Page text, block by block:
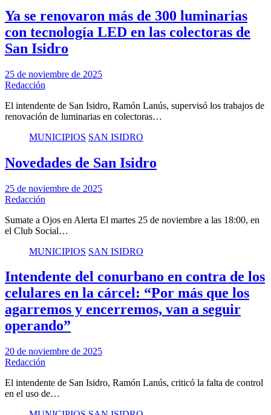
Ya se renovaron más de 300 luminarias
con tecnología LED en las colectoras de
San Isidro
25 de noviembre de 2025
Redacción
El intendente de San Isidro, Ramón Lanús, supervisó los trabajos de
renovación de luminarias en colectoras…
MUNICIPIOS SAN ISIDRO
Novedades de San Isidro
25 de noviembre de 2025
Redacción
Sumate a Ojos en Alerta El martes 25 de noviembre a las 18:00, en
el Club Social…
MUNICIPIOS SAN ISIDRO
Intendente del conurbano en contra de los
celulares en la cárcel: “Por más que los
agarremos y encerremos, van a seguir
operando”
20 de noviembre de 2025
Redacción
El intendente de San Isidro, Ramón Lanús, criticó la falta de control
en el uso de…